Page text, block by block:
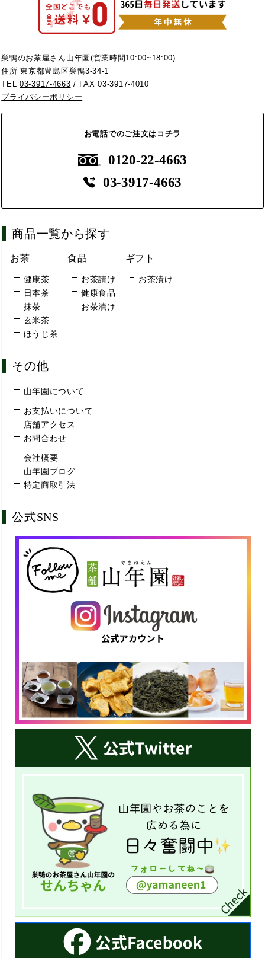
巣鴨のお茶屋さん山年園(営業時間10:00~18:00)
住所 東京都豊島区巣鴨3-34-1
TEL03-3917-4663 / FAX 03-3917-4010
プライバシーポリシー
お電話でのご注文はコチラ
0120-22-4663
03-3917-4663
商品一覧から探す
お茶
健康茶
日本茶
抹茶
玄米茶
ほうじ茶
食品
お茶請け
健康食品
お茶漬け
ギフト
お茶漬け
その他
山年園について
お支払いについて
店舗アクセス
お問合わせ
会社概要
山年園ブログ
特定商取引法
公式SNS